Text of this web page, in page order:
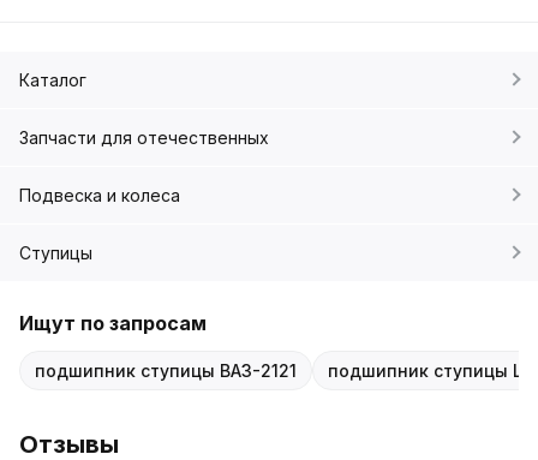
Каталог
Запчасти для отечественных
Подвеска и колеса
Ступицы
Ищут по запросам
подшипник ступицы ВАЗ-2121 подшипник ступицы
Отзывы